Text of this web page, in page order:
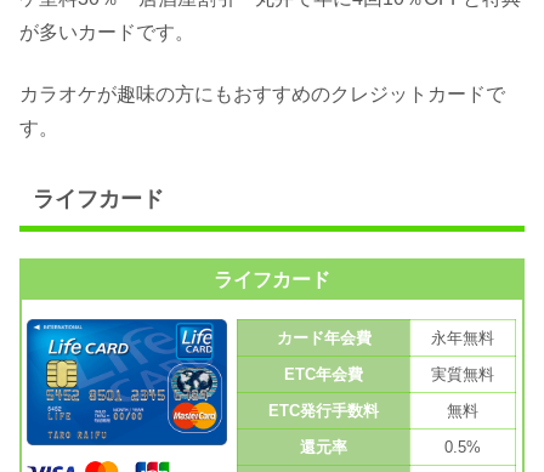
が多いカードです。
カラオケが趣味の方にもおすすめのクレジットカードで
す。
ライフカード
ライフカード
カード年会費
永年無料
ETC年会費
実質無料
ETC発行手数料
無料
還元率
0.5%